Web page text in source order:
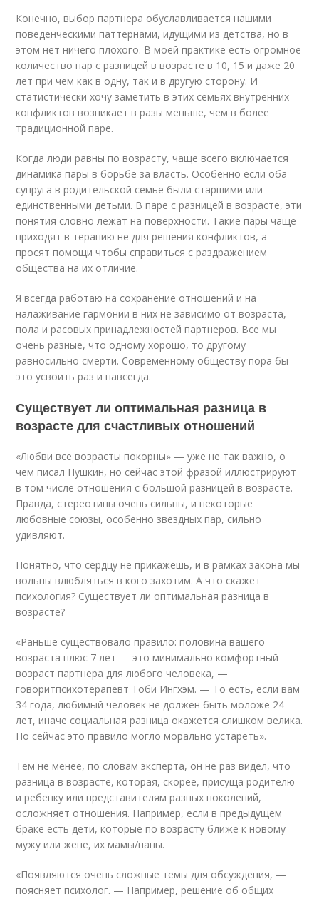
Конечно, выбор партнера обуславливается нашими
поведенческими паттернами, идущими из детства, но в
этом нет ничего плохого. В моей практике есть огромное
количество пар с разницей в возрасте в 10, 15 и даже 20
лет при чем как в одну, так и в другую сторону. И
статистически хочу заметить в этих семьях внутренних
конфликтов возникает в разы меньше, чем в более
традиционной паре.
Когда люди равны по возрасту, чаще всего включается
динамика пары в борьбе за власть. Особенно если оба
супруга в родительской семье были старшими или
единственными детьми. В паре с разницей в возрасте, эти
понятия словно лежат на поверхности. Такие пары чаще
приходят в терапию не для решения конфликтов, а
просят помощи чтобы справиться с раздражением
общества на их отличие.
Я всегда работаю на сохранение отношений и на
налаживание гармонии в них не зависимо от возраста,
пола и расовых принадлежностей партнеров. Все мы
очень разные, что одному хорошо, то другому
равносильно смерти. Современному обществу пора бы
это усвоить раз и навсегда.
Существует ли оптимальная разница в
возрасте для счастливых отношений
«Любви все возрасты покорны» — уже не так важно, о
чем писал Пушкин, но сейчас этой фразой иллюстрируют
в том числе отношения с большой разницей в возрасте.
Правда, стереотипы очень сильны, и некоторые
любовные союзы, особенно звездных пар, сильно
удивляют.
Понятно, что сердцу не прикажешь, и в рамках закона мы
вольны влюбляться в кого захотим. А что скажет
психология? Существует ли оптимальная разница в
возрасте?
«Раньше существовало правило: половина вашего
возраста плюс 7 лет — это минимально комфортный
возраст партнера для любого человека, —
говоритпсихотерапевт Тоби Ингхэм. — То есть, если вам
34 года, любимый человек не должен быть моложе 24
лет, иначе социальная разница окажется слишком велика.
Но сейчас это правило могло морально устареть».
Тем не менее, по словам эксперта, он не раз видел, что
разница в возрасте, которая, скорее, присуща родителю
и ребенку или представителям разных поколений,
осложняет отношения. Например, если в предыдущем
браке есть дети, которые по возрасту ближе к новому
мужу или жене, их мамы/папы.
«Появляются очень сложные темы для обсуждения, —
поясняет психолог. — Например, решение об общих